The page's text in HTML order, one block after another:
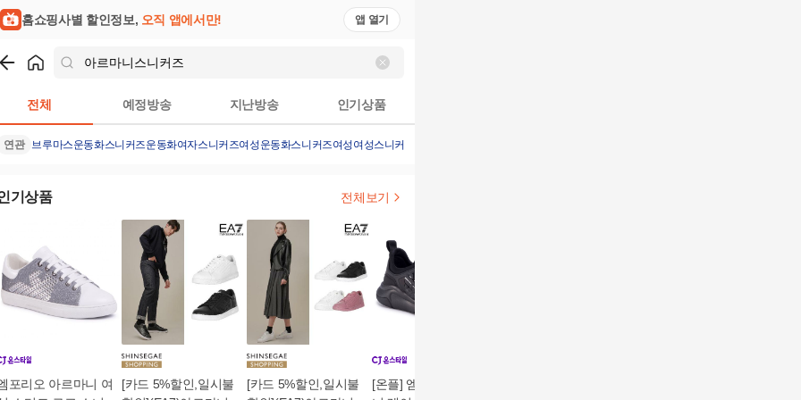
홈쇼핑사별 할인정보, 오직 앱에서만! 앱 열기
전체 예정방송 지난방송 인기상품
연관 브루마스운동화스니커즈운동화여자스니커즈여성운동화스니커즈여성여성스니커즈운동화
기상품 전체보기
포리오 아르마니 여
[카드 5%할인,일시불
[카드 5%할인,일시불
[온플] 엠포리오 아르마